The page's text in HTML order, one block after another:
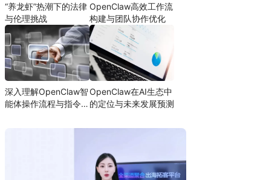
“养龙虾”热潮下的法律
与伦理挑战
OpenClaw高效工作流
构建与团队协作优化
深入理解OpenClaw智
能体操作流程与指令设
OpenClaw在AI生态中
的定位与未来发展预测